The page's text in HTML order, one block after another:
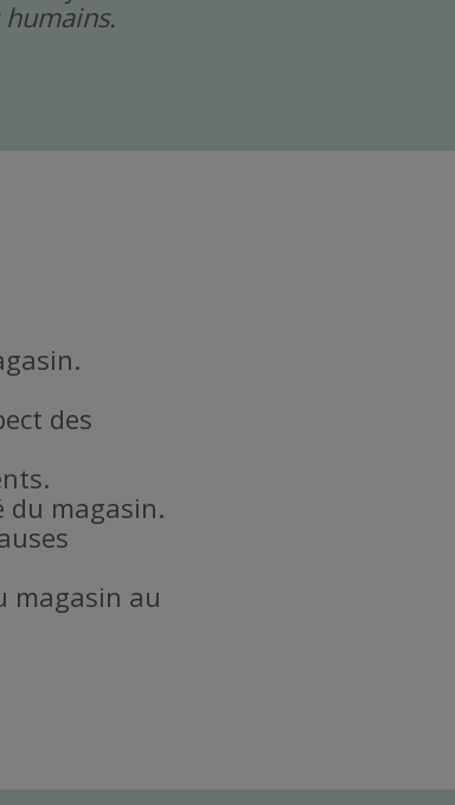
des
du magasin.
magasin au